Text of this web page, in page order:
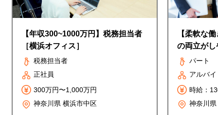
【年収300~1000万円】税務担当者
［横浜オフィス］
税務担当者
正社員
300万円〜1,000万円
神奈川県 横浜市中区
【柔軟な
の両立が
ート＜内
パート
アルバイ
時給：
相談可能
神奈川